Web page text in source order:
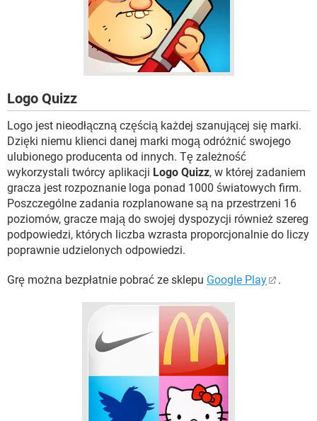
Logo Quizz
Logo jest nieodłączną częścią każdej szanującej się marki.
Dzięki niemu klienci danej marki mogą odróżnić swojego
ulubionego producenta od innych. Tę zależność
wykorzystali twórcy aplikacji Logo Quizz, w której zadaniem
gracza jest rozpoznanie loga ponad 1000 światowych firm.
Poszczególne zadania rozplanowane są na przestrzeni 16
poziomów, gracze mają do swojej dyspozycji również szereg
podpowiedzi, których liczba wzrasta proporcjonalnie do liczy
poprawnie udzielonych odpowiedzi.
Grę można bezpłatnie pobrać ze sklepu Google Play .